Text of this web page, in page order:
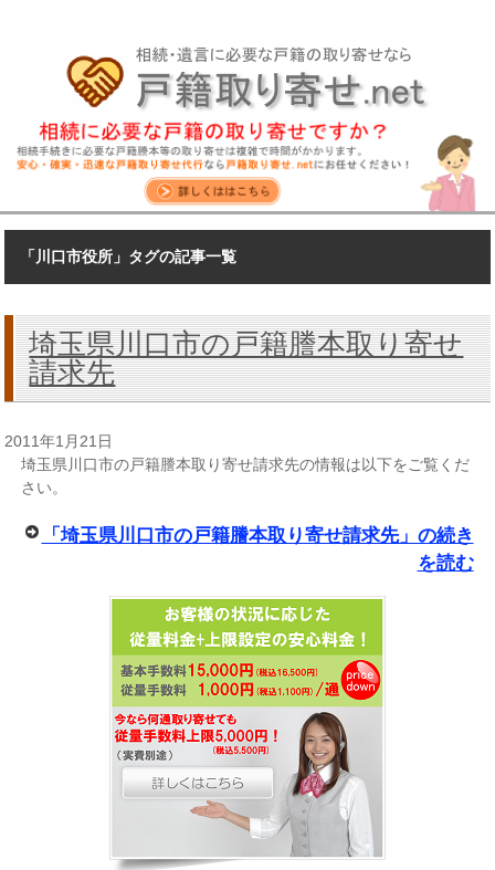
「川口市役所」タグの記事一覧
埼玉県川口市の戸籍謄本取り寄せ
請求先
2011年1月21日
埼玉県川口市の戸籍謄本取り寄せ請求先の情報は以下をご覧くだ
さい。
「埼玉県川口市の戸籍謄本取り寄せ請求先」の続き
を読む